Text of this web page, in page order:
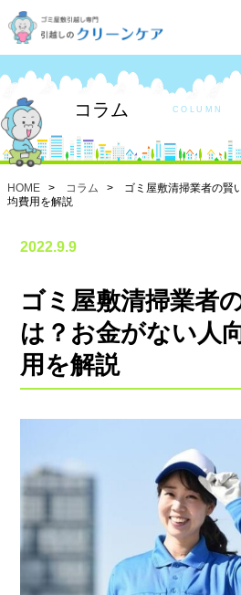
コラム COLUMN
HOME > コラム > ゴミ屋敷清掃業者の賢
均費用を解説
2022.9.9
ゴミ屋敷清掃業者
は？お金がない人
用を解説